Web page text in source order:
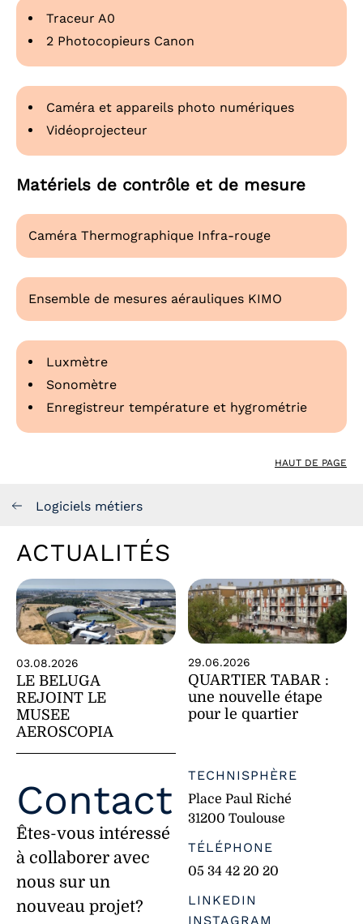
Traceur A0
2 Photocopieurs Canon
Caméra et appareils photo numériques
Vidéoprojecteur
Matériels de contrôle et de mesure
Caméra Thermographique Infra-rouge
Ensemble de mesures aérauliques KIMO
Luxmètre
Sonomètre
Enregistreur température et hygrométrie
HAUT DE PAGE
Logiciels métiers
ACTUALITÉS
03.08.2026
LE BELUGA
REJOINT LE
MUSEE
AEROSCOPIA
29.06.2026
QUARTIER TABAR :
une nouvelle étape
pour le quartier
Contact
Êtes-vous intéressé
à collaborer avec
nous sur un
nouveau projet?
TECHNISPHÈRE
Place Paul Riché
31200 Toulouse
TÉLÉPHONE
05 34 42 20 20
LINKEDIN
INSTAGRAM